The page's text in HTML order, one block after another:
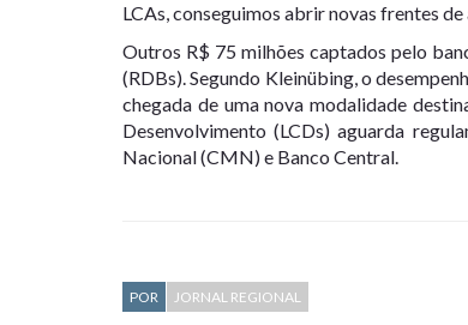
LCAs, conseguimos abrir novas frentes
Outros R$ 75 milhões captados pelo
(RDBs). Segundo Kleinübing, o
chegada de uma nova modalidade
Desenvolvimento (LCDs) aguarda
Nacional (CMN) e Banco Central.
POR JORNAL REGIONAL